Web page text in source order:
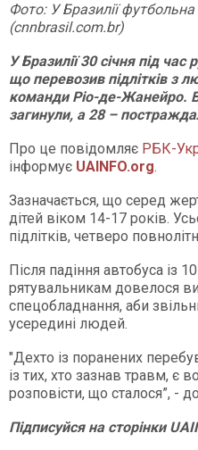
Фото: У Бразилії
(cnnbrasil.com.br)
У Бразилії 30 січня під час
що перевозив підлітків з
команди Ріо-де-Жанейро.
загинули, а 28 –
Про це повідомляє РБК-
інформує UAINFO.org.
Зазначається, що серед
дітей віком 14-17 років.
підлітків, четверо
Після падіння автобуса із
рятувальникам довелося
спецобладнання, аби
усередині людей.
"Дехто із поранених
із тих, хто зазнав травм, є
розповісти, що сталося”, -
Підписуйся на сторінки